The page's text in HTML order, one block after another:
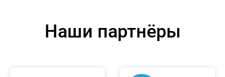
Наши партнёры